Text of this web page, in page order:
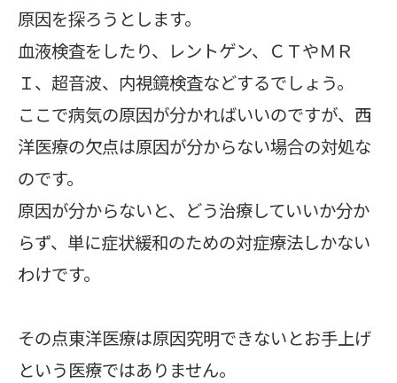
原因を探ろうとします。
血液検査をしたり、レントゲン、ＣＴやＭＲ
Ｉ、超音波、内視鏡検査などするでしょう。
ここで病気の原因が分かればいいのですが、西
洋医療の欠点は原因が分からない場合の対処な
のです。
原因が分からないと、どう治療していいか分か
らず、単に症状緩和のための対症療法しかない
わけです。
その点東洋医療は原因究明できないとお手上げ
という医療ではありません。